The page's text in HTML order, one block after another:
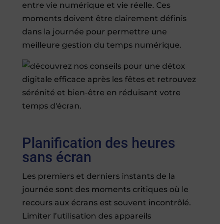
entre vie numérique et vie réelle. Ces
moments doivent être clairement définis
dans la journée pour permettre une
meilleure gestion du temps numérique.
Planification des heures
sans écran
Les premiers et derniers instants de la
journée sont des moments critiques où le
recours aux écrans est souvent incontrôlé.
Limiter l’utilisation des appareils